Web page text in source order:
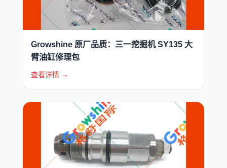
Growshine 原厂品质：三一挖掘机 SY135 大
臂油缸修理包
查看详情 →